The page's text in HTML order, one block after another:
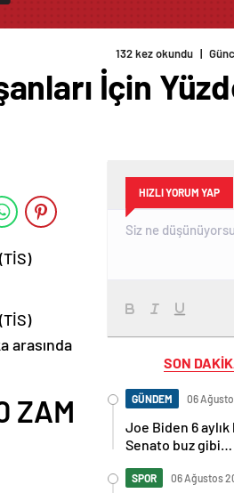
132 kez okundu |
İçin
arasında
ZAM
HIZLI YORUM YAP
SON
GÜNDEM 06
Joe Biden 6
Senato buz gibi…
SPOR 06 Ağustos